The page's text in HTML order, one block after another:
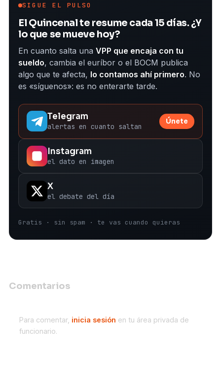
SIGUE EL PULSO
El Quincenal te resume cada 15 días. ¿Y
lo que se mueve hoy?
En cuanto salta unaVPP que encaja con tu
sueldo, cambia el euríbor o el BOCM publica
algo que te afecta, lo contamos ahí primero. No
es «síguenos»: es no enterarte tarde.
Telegram
alertas en cuanto saltan
Únete
Instagram
el dato en imagen
X
el debate del día
Gratis · sin spam · te vas cuando quieras
Comentarios
Para comentar, inicia sesión en tu área privada de
funcionario.